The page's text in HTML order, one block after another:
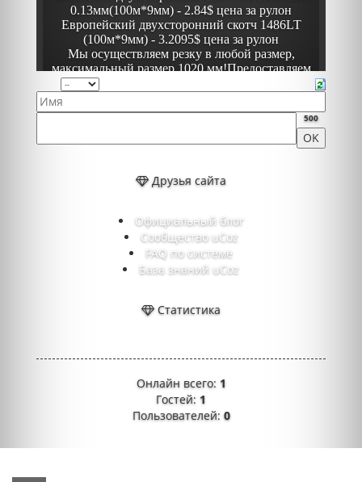
500
Друзья сайта
Официальный блог
Сообщество uCoz
FAQ по системе
База знаний uCoz
Статистика
Онлайн всего: 1
Гостей: 1
Пользователей:0